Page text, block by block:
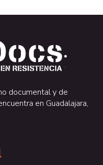
.
.
documental y de
en Guadalajara,